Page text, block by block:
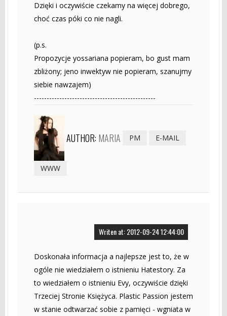
Dzięki i oczywiście czekamy na więcej dobrego,
choć czas póki co nie nagli.
(p.s.
Propozycje yossariana popieram, bo gust mam
zbliżony; jeno inwektyw nie popieram, szanujmy
siebie nawzajem)
------------------------------------------------
AUTHOR: MARIA PM E-MAIL
WWW
Writen at: 2012-09-24 12:44:00
Doskonała informacja a najlepsze jest to, że w
ogóle nie wiedziałem o istnieniu Hatestory. Za
to wiedziałem o istnieniu Evy, oczywiście dzięki
Trzeciej Stronie Księżyca. Plastic Passion jestem
w stanie odtwarzać sobie z pamięci - wgniata w